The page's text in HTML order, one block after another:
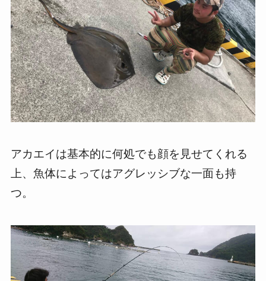
アカエイは基本的に何処でも顔を見せてくれる
上、魚体によってはアグレッシブな一面も持
つ。